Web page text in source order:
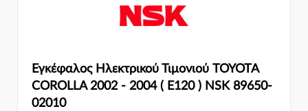
Εγκέφαλος Ηλεκτρικού Τιμονιού TOYOTA
COROLLA 2002 - 2004 ( E120 ) NSK 89650-
02010